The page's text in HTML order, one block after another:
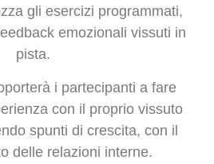
gli esercizi programmati,
emozionali vissuti in
pista.
i partecipanti a fare
con il proprio vissuto
spunti di crescita, con il
delle relazioni interne.